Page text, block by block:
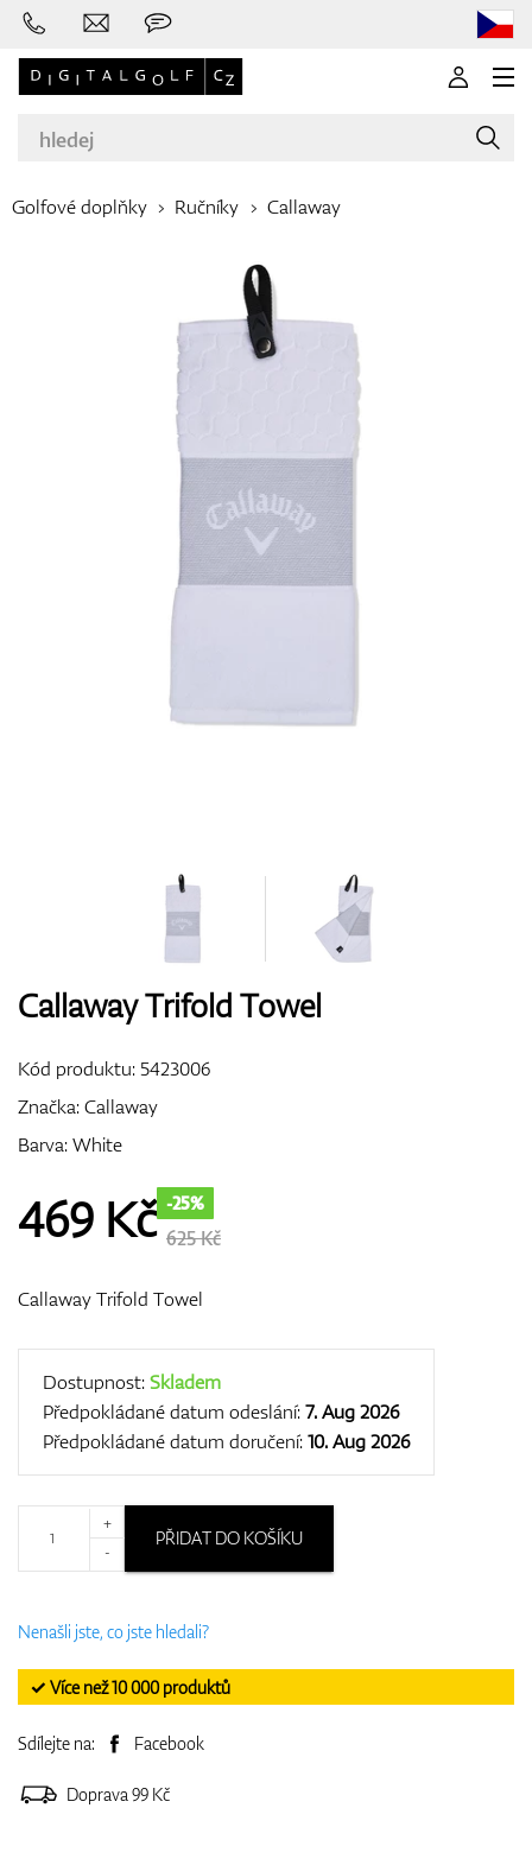
Značky
Golfové hole
Oblečení
Boty
Dárkové poukazy
Golfové doplňky Ručníky Callaway
Callaway Trifold Towel
Kód produktu:5423006
Značka:Callaway
Barva: White
469 Kč -25%
625 Kč
Callaway Trifold Towel
Dostupnost:Skladem
Předpokládané datum odeslání:7. Aug 2026
Předpokládané datum doručení:10. Aug 2026
+
-
PŘIDAT DO KOŠÍKU
Nenašli jste, co jste hledali?
✓ Více než 10 000 produktů
Sdílejte na: Facebook
Doprava 99 Kč